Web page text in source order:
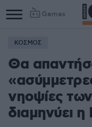
Games
ΚΟΣΜΟΣ
Θα
νηοψίες
διαμηνύει